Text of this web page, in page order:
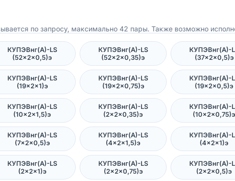
по запросу, максимально 42 пары. Также возможно
КУПЭВнг(А)-LS
(52×2×0,5)э
КУПЭВнг(А)-LS
(52×2×0,35)э
КУПЭВнг(А)-
(37×2×0,5)э
КУПЭВнг(А)-LS
(19×2×1)э
КУПЭВнг(А)-LS
(19×2×0,75)э
КУПЭВнг(А)-
(19×2×0,5)э
КУПЭВнг(А)-LS
(10×2×1,5)э
КУПЭВнг(А)-LS
(2×2×0,35)э
КУПЭВнг(А)-
(10×2×0,75)э
КУПЭВнг(А)-LS
(7×2×0,5)э
КУПЭВнг(А)-LS
(4×2×1,5)э
КУПЭВнг(А)-
(4×2×1)э
КУПЭВнг(А)-LS
(2×2×1)э
КУПЭВнг(А)-LS
(2×2×0,75)э
КУПЭВнг(А)-
(2×2×0,5)э